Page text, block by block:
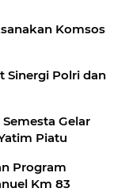
Komsos
Sinergi Polri dan
Gelar
Piatu
Program
Km 83